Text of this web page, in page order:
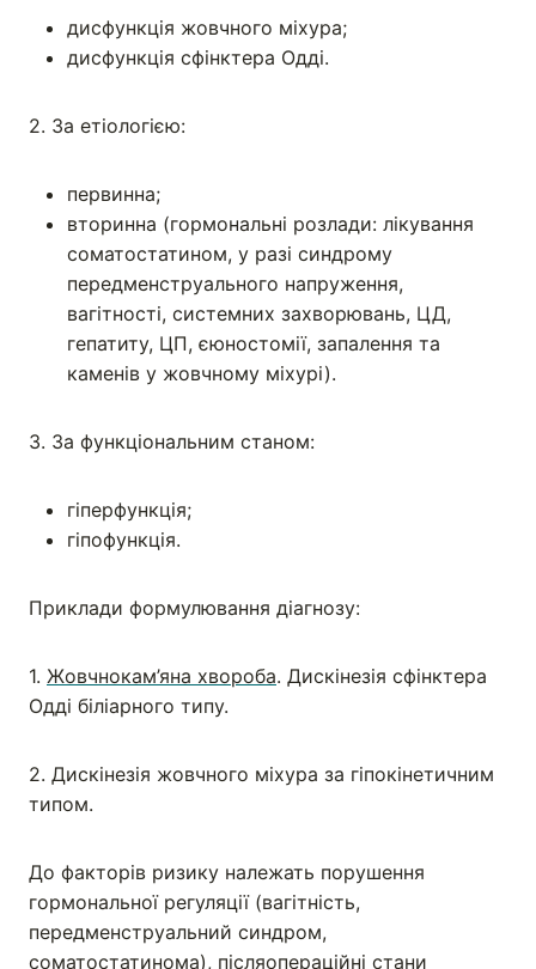
дисфункція жовчного міхура;
дисфункція сфінктера Одді.
2. За етіологією:
первинна;
вторинна (гормональні розлади: лікування
соматостатином, у разі синдрому
передменструального напруження,
вагітності, системних захворювань, ЦД,
гепатиту, ЦП, єюностомії, запалення та
каменів у жовчному міхурі).
3. За функціональним станом:
гіперфункція;
гіпофункція.
Приклади формулювання діагнозу:
1. Жовчнокам’яна хвороба. Дискінезія сфінктера
Одді біліарного типу.
2. Дискінезія жовчного міхура за гіпокінетичним
типом.
До факторів ризику належать порушення
гормональної регуляції (вагітність,
передменструальний синдром,
соматостатинома), післяопераційні стани